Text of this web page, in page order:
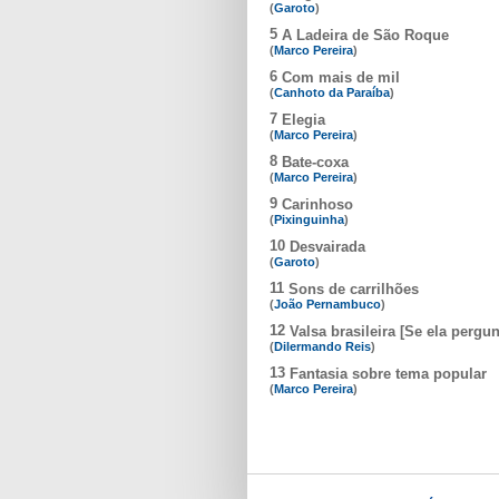
(Garoto)
5 A Ladeira de São Roque
(Marco Pereira)
6 Com mais de mil
(Canhoto da Paraíba)
7 Elegia
(Marco Pereira)
8 Bate-coxa
(Marco Pereira)
9 Carinhoso
(Pixinguinha)
10 Desvairada
(Garoto)
11 Sons de carrilhões
(João Pernambuco)
12 Valsa brasileira [Se ela
(Dilermando Reis)
13 Fantasia sobre tema popular
(Marco Pereira)